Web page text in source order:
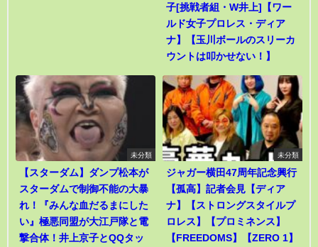
子[挑戦者組・W井上]【ワー
ルド女子プロレス・ディア
ナ】【玉川ボールのスリーカ
ウントは叩かせない！】
未分類
【スターダム】ダンプ松本が
スターダムで制御不能の大暴
れ！『みんな血だるまにした
い』極悪同盟が大江戸隊と電
撃合体！井上京子とQQタッ
未分類
ジャガー横田47周年記念興行
【孤高】記者会見【ディア
ナ】【ストロングスタイルプ
ロレス】【プロミネンス】
【FREEDOMS】【ZERO 1】